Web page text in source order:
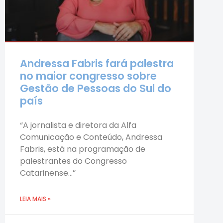
Andressa Fabris fará palestra
no maior congresso sobre
Gestão de Pessoas do Sul do
país
“A jornalista e diretora da Alfa
Comunicação e Conteúdo, Andressa
Fabris, está na programação de
palestrantes do Congresso
Catarinense…”
LEIA MAIS »